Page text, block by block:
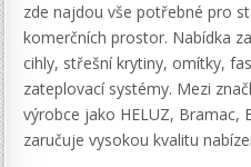
zde najdou vše potřebné pro
komerčních prostor. Nabídka
cihly, střešní krytiny, omítky,
zateplovací systémy. Mezi
výrobce jako HELUZ, Bramac,
zaručuje vysokou kvalitu